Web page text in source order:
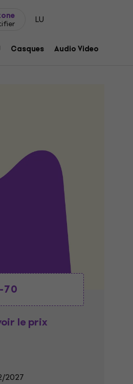
LU
Casques Audio Video
directement
70
le prix
2027